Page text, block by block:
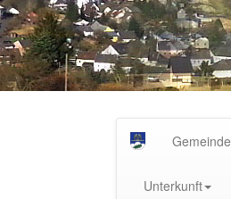
Gemeinde
Unterkunft